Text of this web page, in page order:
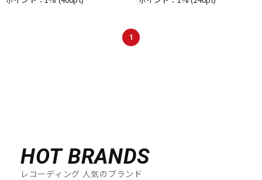
1
HOT BRANDS
レコーディング 人気のブランド